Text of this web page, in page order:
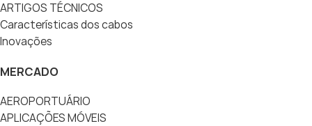
ARTIGOS TÉCNICOS
Características dos cabos
Inovações
MERCADO
AEROPORTUÁRIO
APLICAÇÕES MÓVEIS